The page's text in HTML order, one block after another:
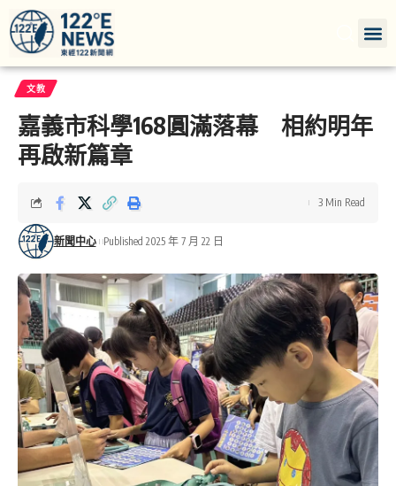
文教
嘉義市科學168圓滿落幕 相約明年
再啟新篇章
新聞中心 Published 2025 年 7 月 22 日
3 Min Read